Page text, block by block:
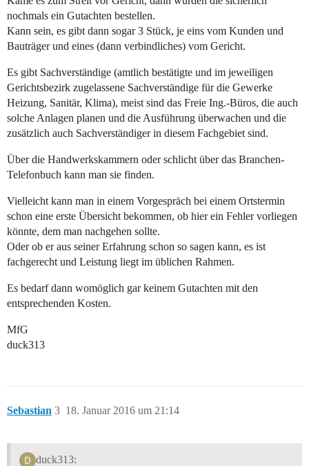
nochmals ein Gutachten bestellen.
Kann sein, es gibt dann sogar 3 Stück, je eins vom Kunden und
Bauträger und eines (dann verbindliches) vom Gericht.
Es gibt Sachverständige (amtlich bestätigte und im jeweiligen
Gerichtsbezirk zugelassene Sachverständige für die Gewerke
Heizung, Sanitär, Klima), meist sind das Freie Ing.-Büros, die auch
solche Anlagen planen und die Ausführung überwachen und die
zusätzlich auch Sachverständiger in diesem Fachgebiet sind.
Über die Handwerkskammern oder schlicht über das Branchen-
Telefonbuch kann man sie finden.
Vielleicht kann man in einem Vorgespräch bei einem Ortstermin
schon eine erste Übersicht bekommen, ob hier ein Fehler vorliegen
könnte, dem man nachgehen sollte.
Oder ob er aus seiner Erfahrung schon so sagen kann, es ist
fachgerecht und Leistung liegt im üblichen Rahmen.
Es bedarf dann womöglich gar keinem Gutachten mit den
entsprechenden Kosten.
MfG
duck313
Sebastian 18. Januar 2016 um 21:14
3
duck313: